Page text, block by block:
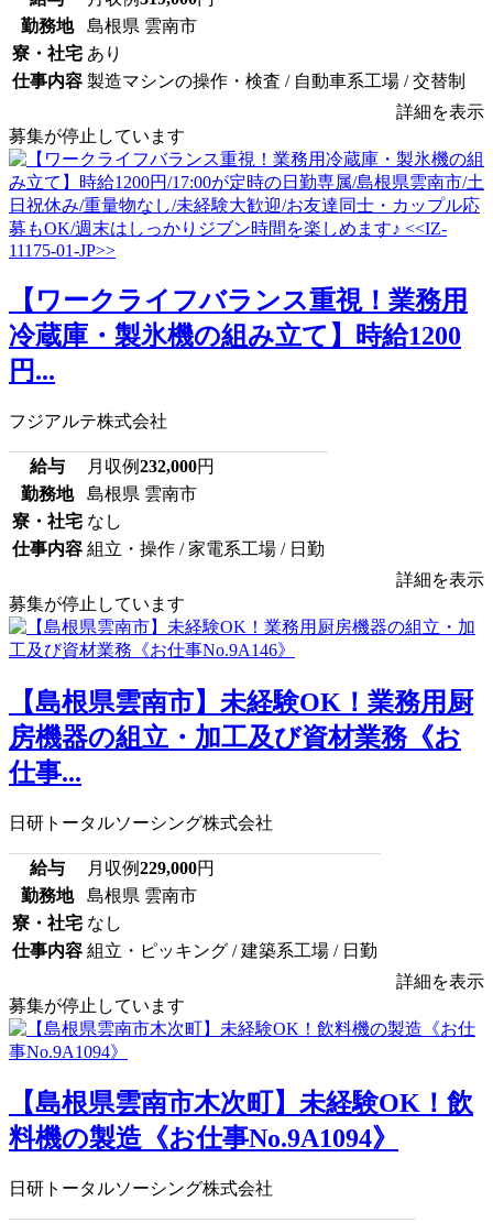
勤務地
島根県 雲南市
寮・社宅 あり
仕事内容 製造マシンの操作・検査 / 自動車系工場 / 交替制
詳細を表示
募集が停止しています
【ワークライフバランス重視！業務用
冷蔵庫・製氷機の組み立て】時給1200
円...
フジアルテ株式会社
給与 月収例232,000円
勤務地
島根県 雲南市
寮・社宅 なし
仕事内容 組立・操作 / 家電系工場 / 日勤
詳細を表示
募集が停止しています
【島根県雲南市】未経験OK！業務用厨
房機器の組立・加工及び資材業務《お
仕事...
日研トータルソーシング株式会社
給与 月収例229,000円
勤務地
島根県 雲南市
寮・社宅 なし
仕事内容 組立・ピッキング / 建築系工場 / 日勤
詳細を表示
募集が停止しています
【島根県雲南市木次町】未経験OK！飲
料機の製造《お仕事No.9A1094》
日研トータルソーシング株式会社